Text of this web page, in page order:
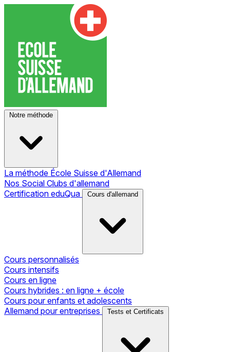
Notre méthode
La méthode École Suisse d'Allemand
Nos Social Clubs d'allemand
Certification eduQua
Cours d'allemand
Cours personnalisés
Cours intensifs
Cours en ligne
Cours hybrides : en ligne + école
Cours pour enfants et adolescents
Allemand pour entreprises
Tests et Certificats